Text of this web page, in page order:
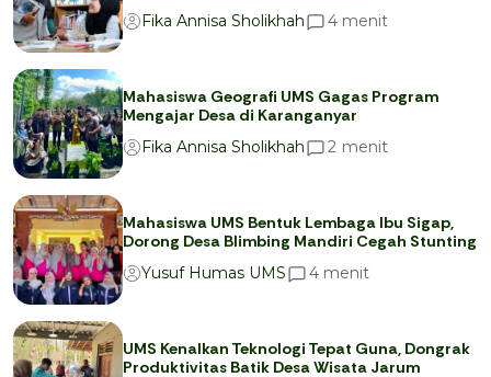
Fika Annisa Sholikhah
4 menit
Mahasiswa Geografi UMS Gagas Program
Mengajar Desa di Karanganyar
Fika Annisa Sholikhah
2 menit
Mahasiswa UMS Bentuk Lembaga Ibu Sigap,
Dorong Desa Blimbing Mandiri Cegah Stunting
Yusuf Humas UMS
4 menit
UMS Kenalkan Teknologi Tepat Guna, Dongrak
Produktivitas Batik Desa Wisata Jarum